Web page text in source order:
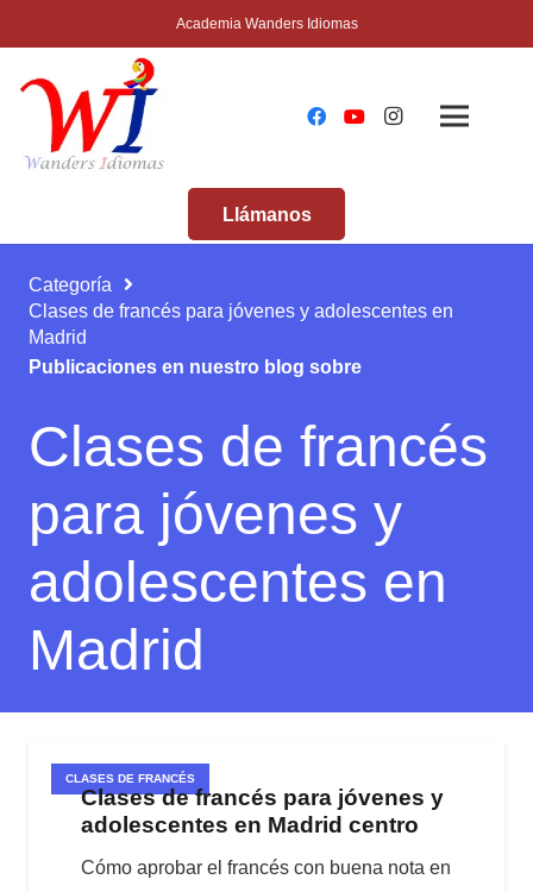
Academia Wanders Idiomas
Llámanos
Categoría
Clases de francés para jóvenes y adolescentes en
Madrid
Publicaciones en nuestro blog sobre
Clases de francés
para jóvenes y
adolescentes en
Madrid
CLASES DE FRANCÉS
Clases de francés para jóvenes y
adolescentes en Madrid centro
Cómo aprobar el francés con buena nota en